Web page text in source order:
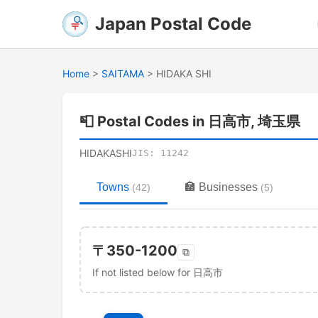
Japan Postal Code
Home > SAITAMA > HIDAKA SHI
📮 Postal Codes in 日高市, 埼玉県
HIDAKASHIJIS: 11242
Towns (42) 🏣 Businesses (5)
〒 350-1200 ⧉
If not listed below for 日高市